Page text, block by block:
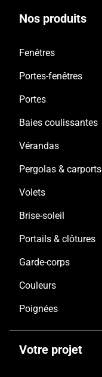
Nos produits
Fenêtres
Portes-fenêtres
Portes
Baies coulissantes
Vérandas
Pergolas & carports
Volets
Brise-soleil
Portails & clôtures
Garde-corps
Couleurs
Poignées
Votre projet